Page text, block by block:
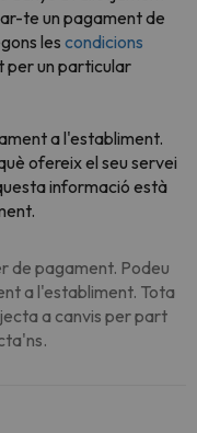
te un pagament de
les condicions
per un particular
a l'establiment.
ofereix el seu servei
informació està
de pagament. Podeu
a l'establiment. Tota
a canvis per part